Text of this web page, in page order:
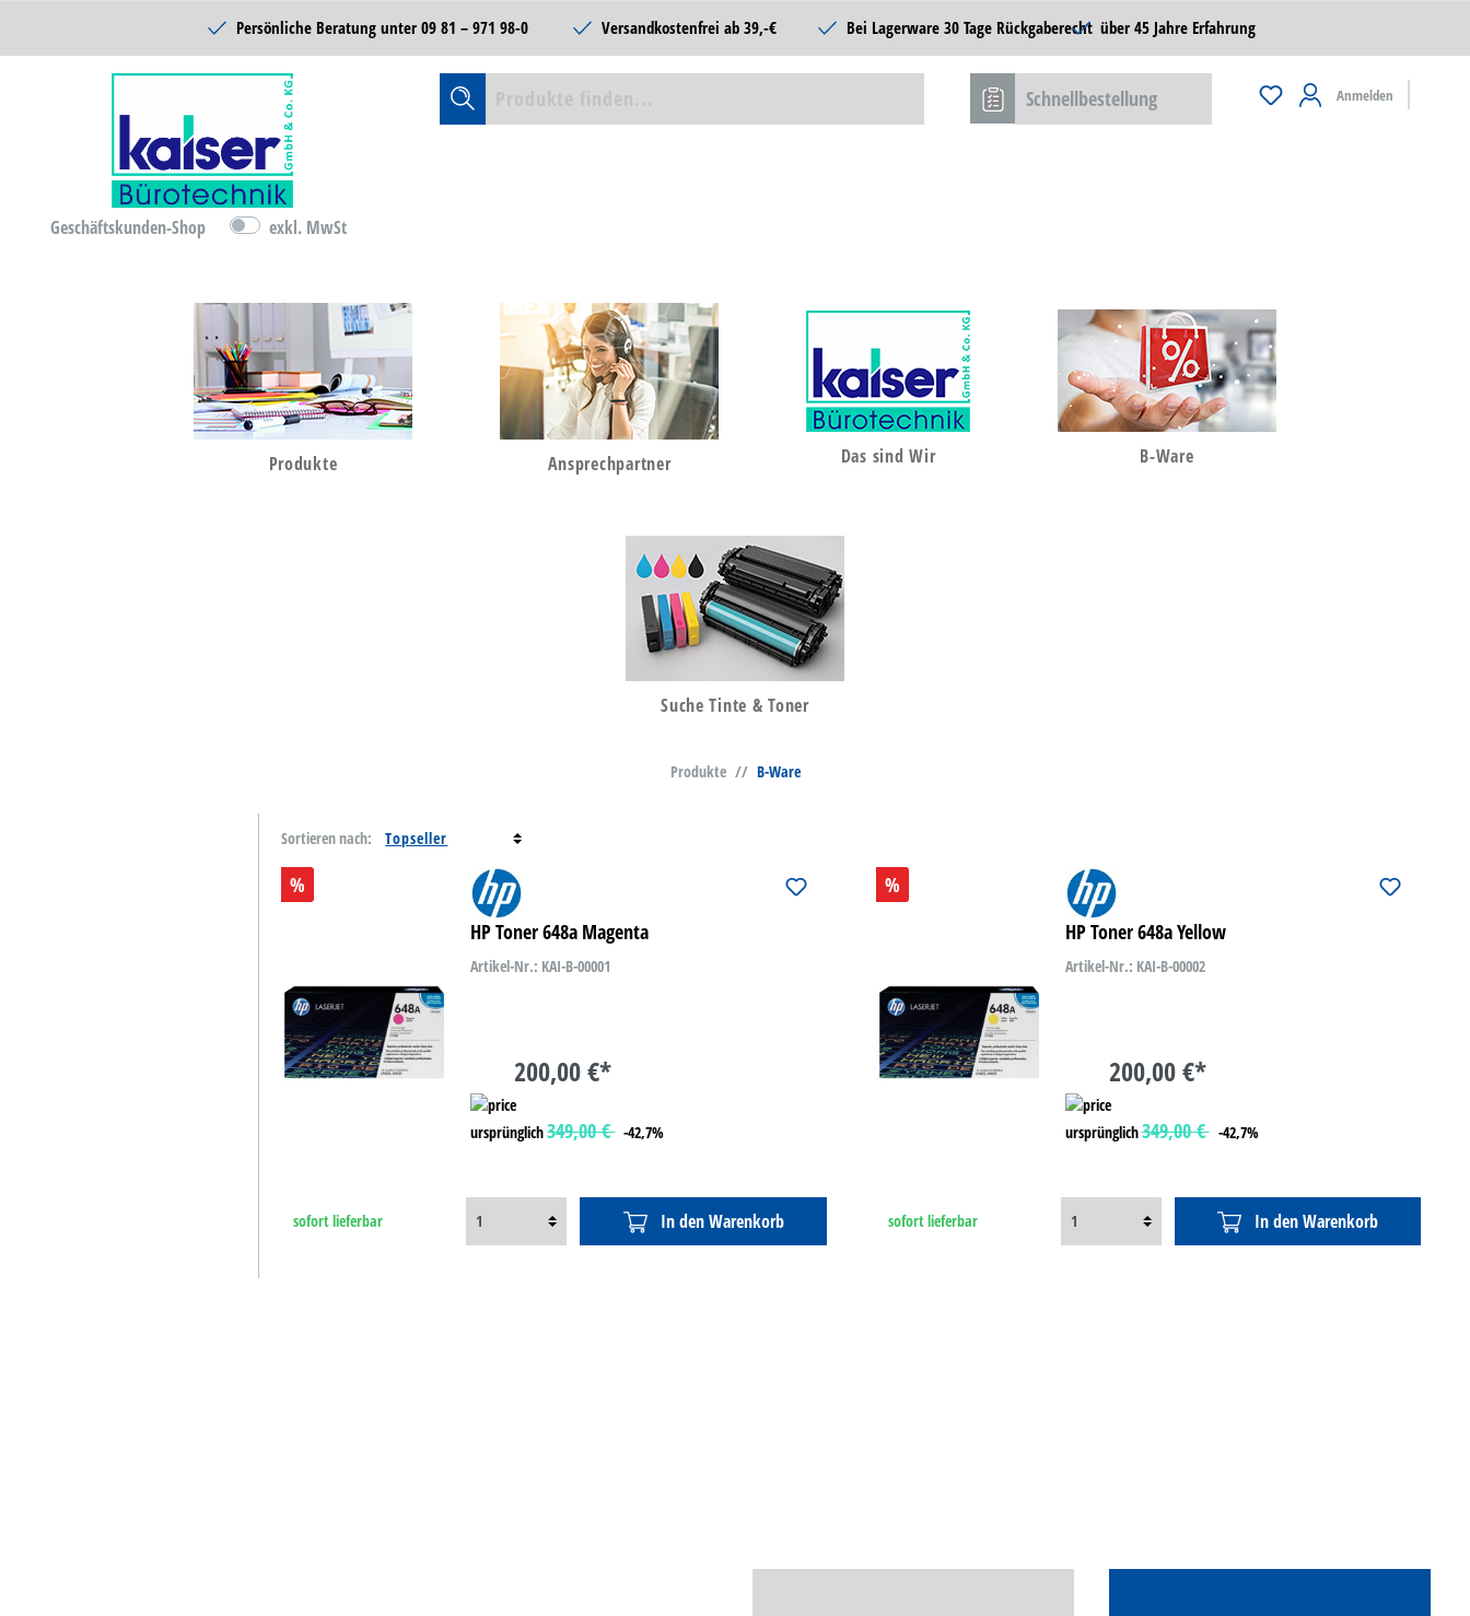
Persönliche Beratung unter 09 81 – 971 98-0 Versandkostenfrei ab 39,-€ Bei Lagerware 30 Tage Rückgaberecht über 45 Jahre Erfahrung
Geschäftskunden-Shop exkl. MwSt
Schnellbestellung Anmelden
Produkte Ansprechpartner Das sind Wir B-Ware
Suche Tinte & Toner
Bürobedarf
Büromöbel & Einrichten
Catering & Food
Produkte // B-Ware
Sortieren nach:
%
HP Toner 648a Magenta
Artikel-Nr.: KAI-B-00001
200,00 €*
ursprünglich349,00 € -42,7%
sofort lieferbar In den Warenkorb
%
HP Toner 648a Yellow
Artikel-Nr.: KAI-B-00002
200,00 €*
ursprünglich349,00 € -42,7%
sofort lieferbar In den Warenkorb
Schulbedarf
Catering & Food
Technik
Lager- &
Betriebsausstattung
D-Ware